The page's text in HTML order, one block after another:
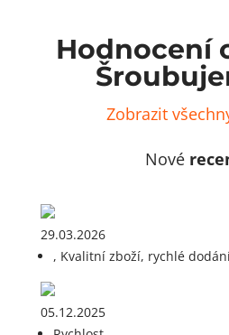
Hodnocení
Zobrazit
Nové
29.03.2026
, Kvalitní zboží, rychlé
05.12.2025